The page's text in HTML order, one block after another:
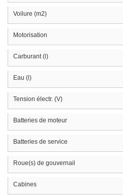
Voilure (m2)
Motorisation
Carburant (l)
Eau (l)
Tension électr. (V)
Batteries de moteur
Batteries de service
Roue(s) de gouvernail
Cabines